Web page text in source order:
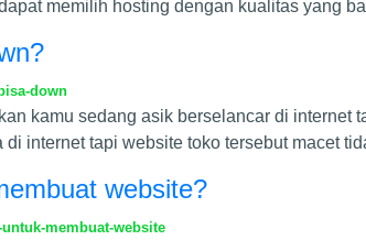
memilih hosting dengan kualitas yang
down
kamu sedang asik berselancar di
internet tapi website toko tersebut macet
website?
membuat-website